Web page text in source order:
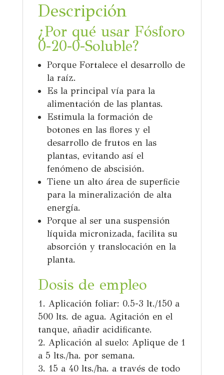
Descripción
¿Por qué usar Fósforo
0-20-0-Soluble?
Porque Fortalece el desarrollo de
la raíz.
Es la principal vía para la
alimentación de las plantas.
Estimula la formación de
botones en las flores y el
desarrollo de frutos en las
plantas, evitando así el
fenómeno de abscisión.
Tiene un alto área de superficie
para la mineralización de alta
energía.
Porque al ser una suspensión
líquida micronizada, facilita su
absorción y translocación en la
planta.
Dosis de empleo
Aplicación foliar: 0.5-3 lt./150 a
500 lts. de agua. Agitación en el
tanque, añadir acidificante.
Aplicación al suelo: Aplique de 1
a 5 lts./ha. por semana.
15 a 40 lts./ha. a través de todo